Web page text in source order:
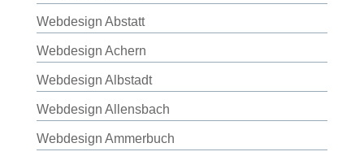
Webdesign Abstatt
Webdesign Achern
Webdesign Albstadt
Webdesign Allensbach
Webdesign Ammerbuch